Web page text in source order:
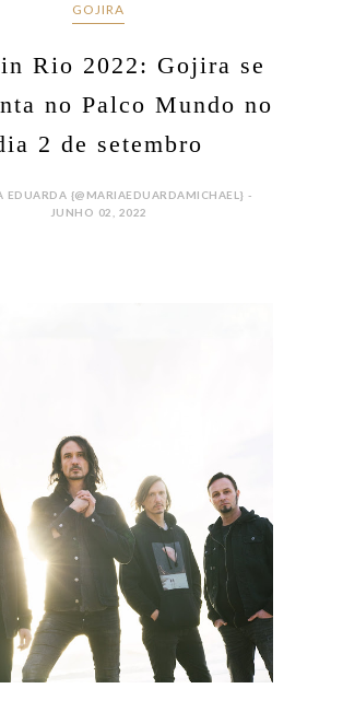
GOJIRA
Rio 2022: Gojira se
no Palco Mundo no
2 de setembro
EDUARDA {@MARIAEDUARDAMICHAEL} -
JUNHO 02, 2022